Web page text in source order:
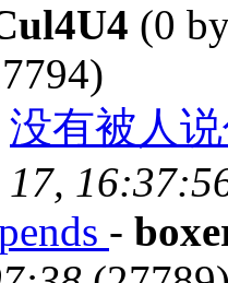
(0
没有被人
17,
-